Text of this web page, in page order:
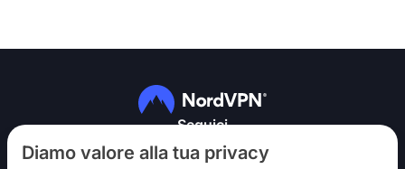
Diamo valore alla tua privacy
Seguici